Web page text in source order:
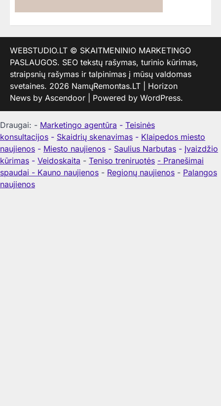
WEBSTUDIO.LT © SKAITMENINIO MARKETINGO
PASLAUGOS. SEO tekstų rašymas, turinio kūrimas,
straipsnių rašymas ir talpinimas į mūsų valdomas
svetaines. 2026 NamųRemontas.LT | Horizon
News by Ascendoor | Powered by WordPress.
Draugai: - Marketingo agentūra - Teisinės
konsultacijos - Skaidrių skenavimas - Klaipedos miesto
naujienos - Miesto naujienos - Saulius Narbutas - Įvaizdžio
kūrimas - Veidoskaita - Teniso treniruotės - Pranešimai
spaudai - Kauno naujienos - Regionų naujienos - Palangos
naujienos